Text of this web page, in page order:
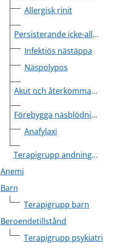
Allergisk rinit
Persisterande icke-allergisk rinit
Infektiös nästäppa
Näspolypos
Akut och återkommande rinosinuit
Förebygga näsblödning vid långvarig användning av lokala steroider
Anafylaxi
Terapigrupp andningsvägar
Anemi
Barn
Terapigrupp barn
Beroendetillstånd
Terapigrupp psykiatri